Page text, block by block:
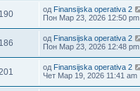
190 од Finansijska operativa 2
Пон Мар 23, 2026 12:50 pm
186 од Finansijska operativa 2
Пон Мар 23, 2026 12:48 pm
од Finansijska operativa 2
Чет Мар 19, 2026 11:41 am